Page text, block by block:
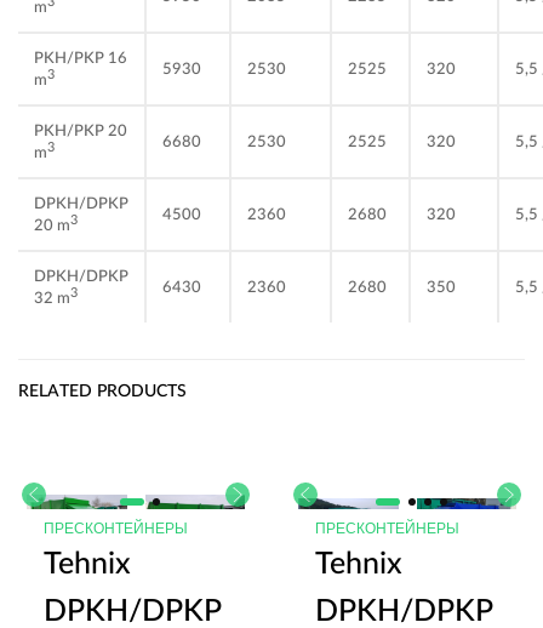
m
PKH/PKP 16
m3 5930 2530 2525 320 5,5
PKH/PKP 20
m3 6680 2530 2525 320 5,5
DPKH/DPKP
20 m3 4500 2360 2680 320 5,5
DPKH/DPKP
32 m3 6430 2360 2680 350 5,5
RELATED PRODUCTS
ПРЕСКОНТЕЙНЕРЫ
Tehnix
DPKH/DPKP
ПРЕСКОНТЕЙНЕРЫ
Tehnix
DPKH/DPKP